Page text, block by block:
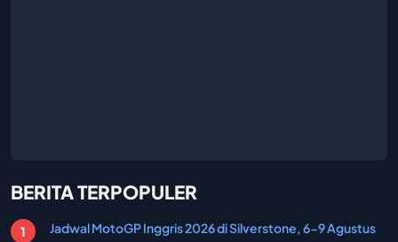
BERITA TERPOPULER
Jadwal MotoGP Inggris 2026 di Silverstone, 6-9 Agustus